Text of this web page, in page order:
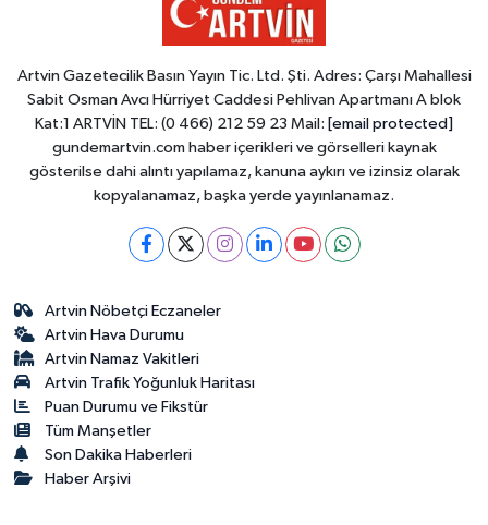
Artvin Gazetecilik Basın Yayın Tic. Ltd. Şti. Adres: Çarşı Mahallesi
Sabit Osman Avcı Hürriyet Caddesi Pehlivan Apartmanı A blok
Kat:1 ARTVİN TEL: (0 466) 212 59 23 Mail: [email protected]
gundemartvin.com haber içerikleri ve görselleri kaynak
gösterilse dahi alıntı yapılamaz, kanuna aykırı ve izinsiz olarak
kopyalanamaz, başka yerde yayınlanamaz.
Artvin Nöbetçi Eczaneler
Artvin Hava Durumu
Artvin Namaz Vakitleri
Artvin Trafik Yoğunluk Haritası
Puan Durumu ve Fikstür
Tüm Manşetler
Son Dakika Haberleri
Haber Arşivi